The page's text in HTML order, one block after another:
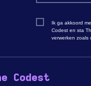
Ik ga akkoord
Codest en sta
verwerken
Codest